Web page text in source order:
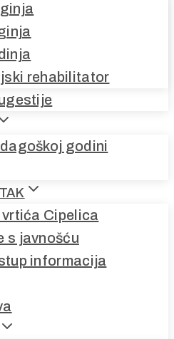
rehabilitator
godini
Cipelica
s javnošću
informacija